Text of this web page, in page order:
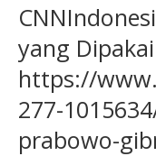
yang
https://
277-
prabowo-